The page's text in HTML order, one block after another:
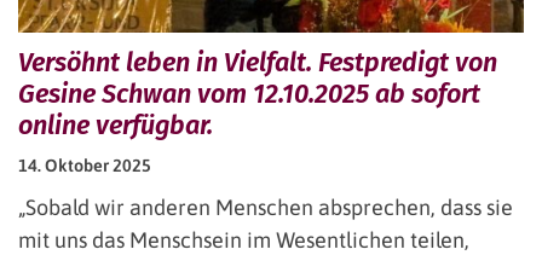
Versöhnt leben in Vielfalt. Festpredigt von
Gesine Schwan vom 12.10.2025 ab sofort
online verfügbar.
14. Oktober 2025
„Sobald wir anderen Menschen absprechen, dass sie
mit uns das Menschsein im Wesentlichen teilen,